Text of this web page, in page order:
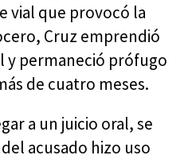
vial que provocó la
Cruz emprendió
y permaneció prófugo
de cuatro meses.
a un juicio oral, se
acusado hizo uso